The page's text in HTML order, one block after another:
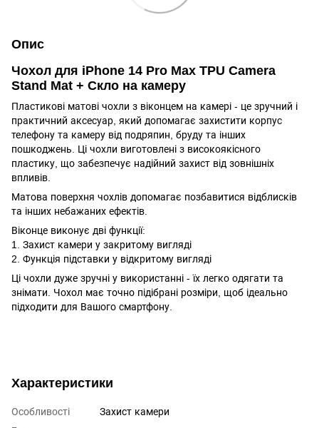
Опис
Чохол для iPhone 14 Pro Max TPU Camera
Stand Mat + Скло на камеру
Пластикові матові чохли з віконцем на камері - це зручний і
практичний аксесуар, який допомагає захистити корпус
телефону та камеру від подряпин, бруду та інших
пошкоджень. Ці чохли виготовлені з високоякісного
пластику, що забезпечує надійний захист від зовнішніх
впливів.
Матова поверхня чохлів допомагає позбавитися відблисків
та інших небажаних ефектів.
Віконце виконує дві функції:
1. Захист камери у закритому вигляді
2. Функція підставки у відкритому вигляді
Ці чохли дуже зручні у використанні - їх легко одягати та
знімати. Чохол має точно підібрані розміри, щоб ідеально
підходити для Вашого смартфону.
Характеристики
Особливості
Захист камери